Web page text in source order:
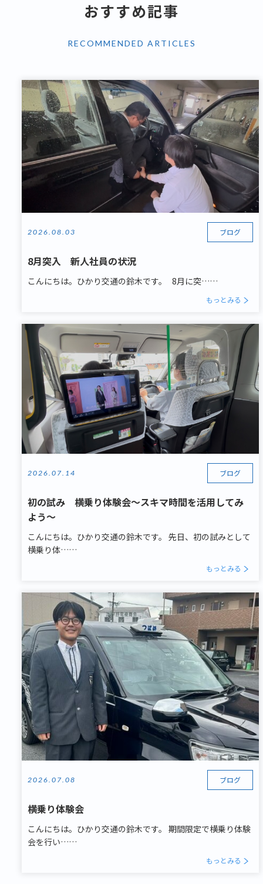
おすすめ記事
RECOMMENDED ARTICLES
2026.08.03 ブログ
8月突入 新人社員の状況
こんにちは。ひかり交通の鈴木です。 8月に突……
もっとみる
2026.07.14 ブログ
初の試み 横乗り体験会～スキマ時間を活用してみ
よう～
こんにちは。ひかり交通の鈴木です。 先日、初の試みとして
横乗り体……
もっとみる
2026.07.08 ブログ
横乗り体験会
こんにちは。ひかり交通の鈴木です。 期間限定で横乗り体験
会を行い……
もっとみる